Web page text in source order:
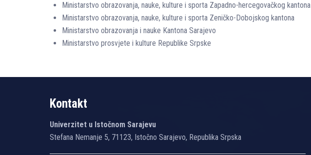
Ministarstvo obrazovanja, nauke, kulture i sporta Zapadno-hercegovačkog kantona
Ministarstvo obrazovanja, nauke, kulture i sporta Zeničko-Dobojskog kantona
Ministarstvo obrazovanja i nauke Kantona Sarajevo
Ministarstvo prosvjete i kulture Republike Srpske
Kontakt
Univerzitet u Istočnom Sarajevu
Stefana Nemanje 5, 71123, Istočno Sarajevo, Republika Srpska